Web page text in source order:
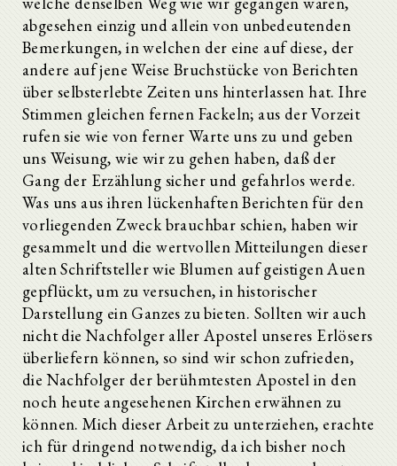
abgesehen einzig und allein von unbedeutenden
Bemerkungen, in welchen der eine auf diese, der
andere auf jene Weise Bruchstücke von Berichten
über selbsterlebte Zeiten uns hinterlassen hat. Ihre
Stimmen gleichen fernen Fackeln; aus der Vorzeit
rufen sie wie von ferner Warte uns zu und geben
uns Weisung, wie wir zu gehen haben, daß der
Gang der Erzählung sicher und gefahrlos werde.
Was uns aus ihren lückenhaften Berichten für den
vorliegenden Zweck brauchbar schien, haben wir
gesammelt und die wertvollen Mitteilungen dieser
alten Schriftsteller wie Blumen auf geistigen Auen
gepflückt, um zu versuchen, in historischer
Darstellung ein Ganzes zu bieten. Sollten wir auch
nicht die Nachfolger aller Apostel unseres Erlösers
überliefern können, so sind wir schon zufrieden,
die Nachfolger der berühmtesten Apostel in den
noch heute angesehenen Kirchen erwähnen zu
können. Mich dieser Arbeit zu unterziehen, erachte
ich für dringend notwendig, da ich bisher noch